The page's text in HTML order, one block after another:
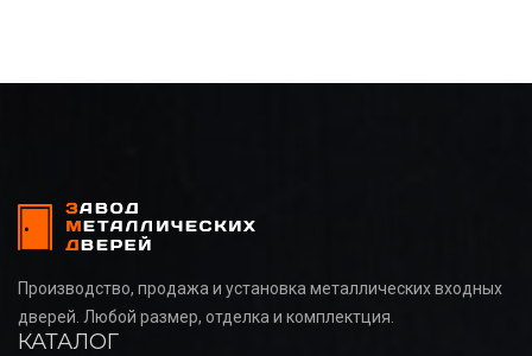
Производство, продажа и установка металлических входных
дверей. Любой размер, отделка и комплектция.
КАТАЛОГ